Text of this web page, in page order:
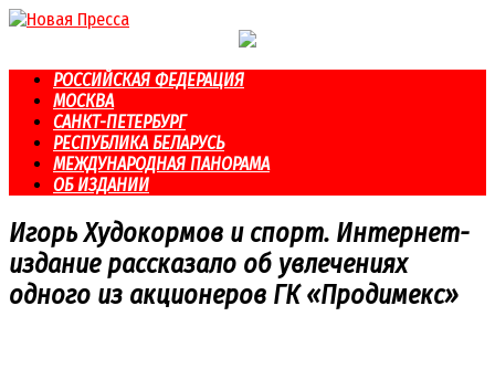
Перейти
РОССИЙСКАЯ ФЕДЕРАЦИЯ
МОСКВА
САНКТ-ПЕТЕРБУРГ
РЕСПУБЛИКА БЕЛАРУСЬ
МЕЖДУНАРОДНАЯ ПАНОРАМА
ОБ ИЗДАНИИ
Игорь Худокормов и спорт. Интернет-
издание рассказало об увлечениях
одного из акционеров ГК «Продимекс»